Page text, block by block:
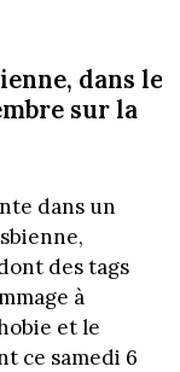
dans le
sur la
dans un
des tags
à
et le
ce samedi 6